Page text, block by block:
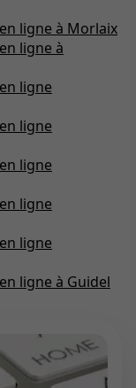
ligne à Morlaix
ligne à
ligne
ligne
ligne
ligne
ligne
ligne à Guidel